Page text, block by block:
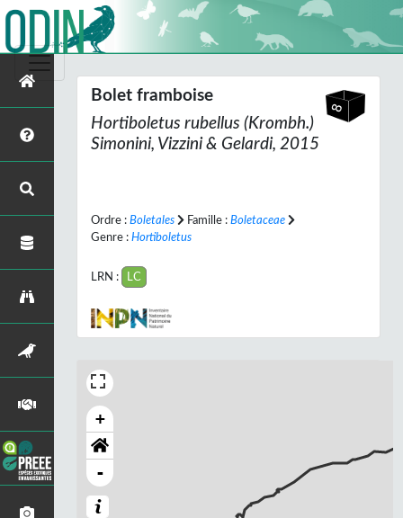
Bolet framboise
Hortiboletus rubellus (Krombh.)
Simonini, Vizzini & Gelardi, 2015
Ordre : Boletales Famille : Boletaceae
Genre : Hortiboletus
LRN : LC
+
-